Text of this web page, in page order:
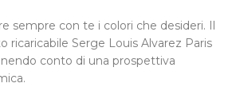
sempre con te i colori che desideri. Il
Serge Louis Alvarez Paris
conto di una prospettiva